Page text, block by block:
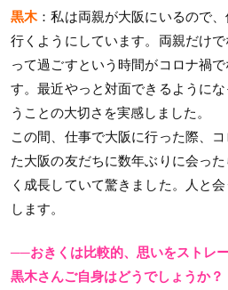
黒木：私は両親が大阪にいるので
行くようにしています。両親だけ
って過ごすという時間がコロナ禍
す。最近やっと対面できるように
うことの大切さを実感しました。
この間、仕事で大阪に行った際、
た大阪の友だちに数年ぶりに会っ
く成長していて驚きました。人と
します。
──おきくは比較的、思いをストレ
黒木さんご自身はどうでしょうか？